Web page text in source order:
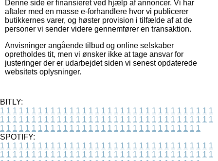
Denne side er finansieret ved hjælp af annoncer. Vi har
aftaler med en masse e-forhandlere hvor vi publicerer
butikkernes varer, og høster provision i tilfælde af at de
personer vi sender videre gennemfører en transaktion.
Anvisninger angående tilbud og online selskaber
opretholdes tit, men vi ønsker ikke at tage ansvar for
justeringer der er udarbejdet siden vi senest opdaterede
websitets oplysninger.
BITLY:
1 1 1 1 1 1 1 1 1 1 1 1 1 1 1 1 1 1 1 1 1 1 1 1 1 1 1 1 1 1 1 1 1 1
1 1 1 1 1 1 1 1 1 1 1 1 1 1 1 1 1 1 1 1 1 1 1 1 1 1 1 1 1 1 1 1 1 1
1 1 1 1 1 1 1 1 1 1 1 1 1 1 1 1 1 1 1 1 1 1 1 1 1 1 1 1 1 1 1 1
SPOTIFY:
1 1 1 1 1 1 1 1 1 1 1 1 1 1 1 1 1 1 1 1 1 1 1 1 1 1 1 1 1 1 1 1 1 1
1 1 1 1 1 1 1 1 1 1 1 1 1 1 1 1 1 1 1 1 1 1 1 1 1 1 1 1 1 1 1 1 1 1